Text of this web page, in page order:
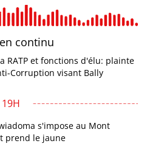
continu
RATP et fonctions d'élu: plainte
Corruption visant Bally
19H
s'impose au Mont
prend le jaune